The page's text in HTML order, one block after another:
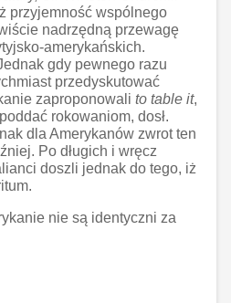
przyjemność wspólnego
nadrzędną przewagę
amerykańskich.
gdy pewnego razu
przedyskutować
zaproponowali to table it,
rokowaniom, dosł.
dla Amerykanów zwrot ten
Po długich i wręcz
doszli jednak do tego, iż
nie są identyczni za